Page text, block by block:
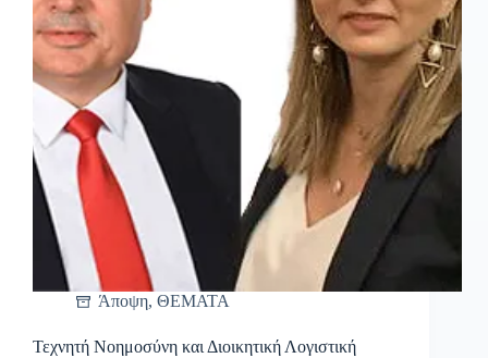
Άποψη, ΘΕΜΑΤΑ
Τεχνητή Νοημοσύνη και Διοικητική Λογιστική